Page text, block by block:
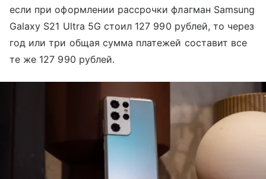
если при оформлении рассрочки флагман Samsung
Galaxy S21 Ultra 5G стоил 127 990 рублей, то через
год или три общая сумма платежей составит все
те же 127 990 рублей.